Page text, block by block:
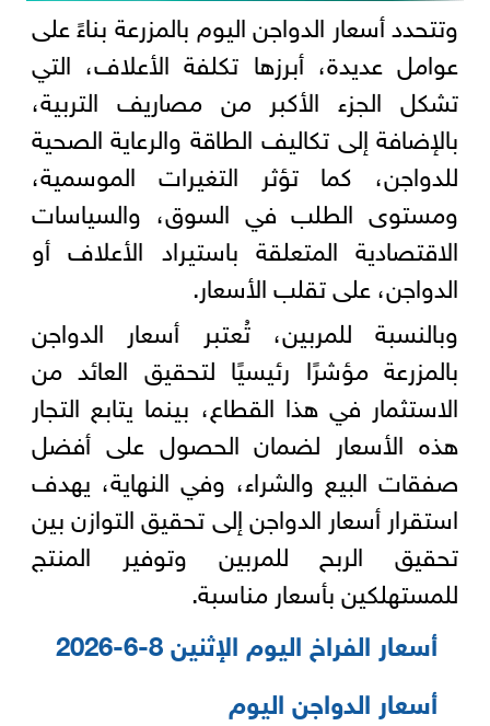
وتتحدد أسعار الدواجن اليوم بالمزرعة بناءً على
عوامل عديدة، أبرزها تكلفة الأعلاف، التي
تشكل الجزء الأكبر من مصاريف التربية،
بالإضافة إلى تكاليف الطاقة والرعاية الصحية
للدواجن، كما تؤثر التغيرات الموسمية،
ومستوى الطلب في السوق، والسياسات
الاقتصادية المتعلقة باستيراد الأعلاف أو
الدواجن، على تقلب الأسعار.
وبالنسبة للمربين، تُعتبر أسعار الدواجن
بالمزرعة مؤشرًا رئيسيًا لتحقيق العائد من
الاستثمار في هذا القطاع، بينما يتابع التجار
هذه الأسعار لضمان الحصول على أفضل
صفقات البيع والشراء، وفي النهاية، يهدف
استقرار أسعار الدواجن إلى تحقيق التوازن بين
تحقيق الربح للمربين وتوفير المنتج
للمستهلكين بأسعار مناسبة.
أسعار الفراخ اليوم الإثنين 8-6-2026
أسعار الدواجن اليوم